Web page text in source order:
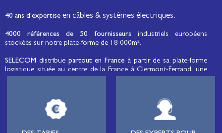
40 ans d’expertise en câbles & systèmes électriques.
4000 références de 50 fournisseurs industriels européens
stockées sur notre plate-forme de 18 000m².
SELECOM distribue partout en France à partir de sa plate-forme
logistique située au centre de la France à Clermont-Ferrand, une
, de matériel
d’éclairage public et d'éco-mobilité destinée aux professionnels de